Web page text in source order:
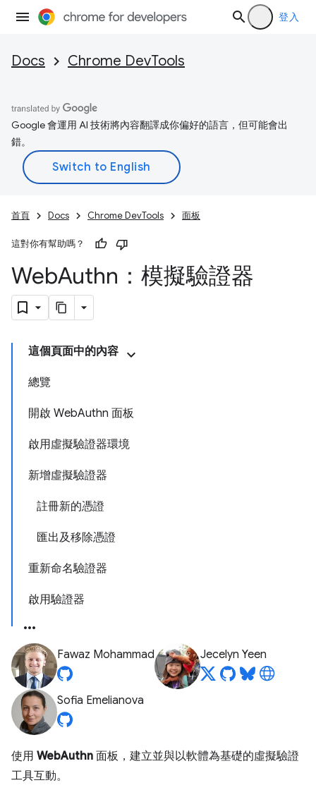
登入
Docs Chrome DevTools
Google 會運用 AI 技術將內容翻譯成你偏好的語言，但可能會出
錯。
首頁 Docs Chrome DevTools 面板
這對你有幫助嗎？
WebAuthn：模擬驗證器
這個頁面中的內容
總覽
開啟 WebAuthn 面板
啟用虛擬驗證器環境
新增虛擬驗證器
註冊新的憑證
匯出及移除憑證
重新命名驗證器
啟用驗證器
Fawaz Mohammad Jecelyn Yeen
Sofia Emelianova
使用 WebAuthn 面板，建立並與以軟體為基礎的虛擬驗證
工具互動。